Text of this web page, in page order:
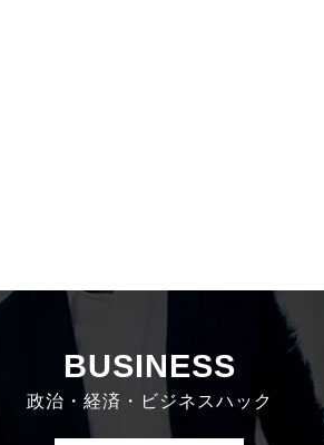
BUSINESS
政治・経済・ビジネスハック